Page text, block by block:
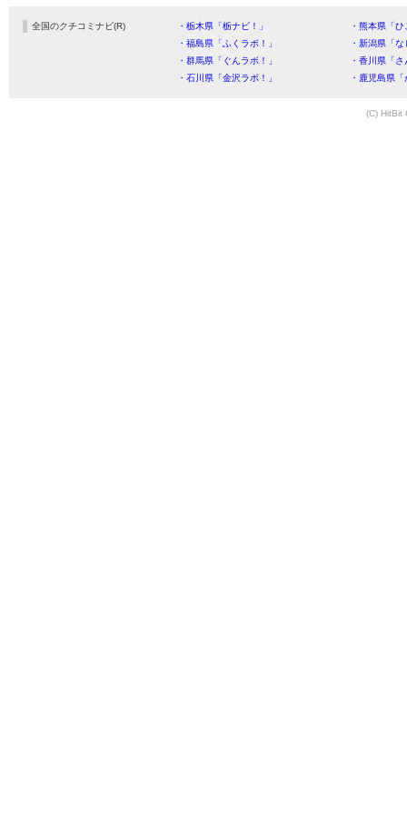
全国のクチコミナビ(R) ・栃木県「栃ナビ！」
・熊本県「
・福島県「ふくラボ！」
・新潟県「
・群馬県「ぐんラボ！」
・香川県「
・石川県「金沢ラボ！」
・鹿児島県
(C) HitBit